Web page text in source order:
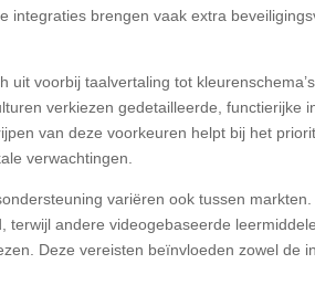
integraties brengen vaak extra
uit voorbij taalvertaling tot
verkiezen gedetailleerde, functierijke
van deze voorkeuren helpt bij het
verwachtingen.
variëren ook tussen
terwijl andere videogebaseerde
Deze vereisten beïnvloeden zowel de